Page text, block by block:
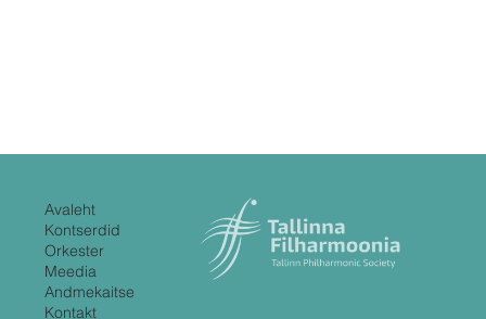
Avaleht
Kontserdid
Orkester
Meedia
Andmekaitse
Kontakt